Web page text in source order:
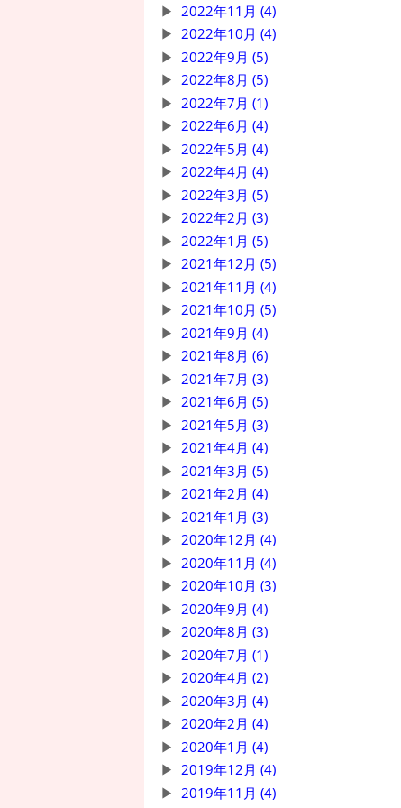
2022年11月 (4)
2022年10月 (4)
2022年9月 (5)
2022年8月 (5)
2022年7月 (1)
2022年6月 (4)
2022年5月 (4)
2022年4月 (4)
2022年3月 (5)
2022年2月 (3)
2022年1月 (5)
2021年12月 (5)
2021年11月 (4)
2021年10月 (5)
2021年9月 (4)
2021年8月 (6)
2021年7月 (3)
2021年6月 (5)
2021年5月 (3)
2021年4月 (4)
2021年3月 (5)
2021年2月 (4)
2021年1月 (3)
2020年12月 (4)
2020年11月 (4)
2020年10月 (3)
2020年9月 (4)
2020年8月 (3)
2020年7月 (1)
2020年4月 (2)
2020年3月 (4)
2020年2月 (4)
2020年1月 (4)
2019年12月 (4)
2019年11月 (4)